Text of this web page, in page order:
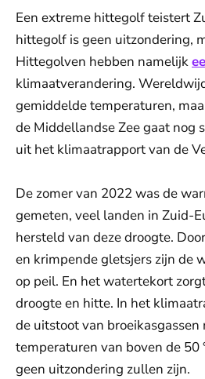
Een extreme hittegolf teistert
hittegolf is geen uitzondering,
Hittegolven hebben namelijk
klimaatverandering.
gemiddelde temperaturen,
de Middellandse Zee gaat nog
uit het klimaatrapport van de
De zomer van 2022 was de
gemeten, veel landen in Zuid-
hersteld van deze droogte.
en krimpende gletsjers zijn de
op peil. En het watertekort
droogte en hitte. In het
de uitstoot van broeikasgassen
temperaturen van boven de 50
geen uitzondering zullen zijn.